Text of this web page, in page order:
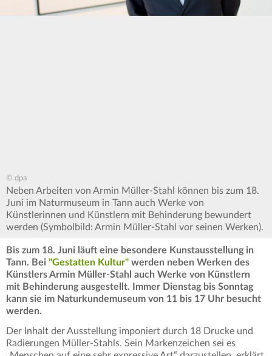
© dpa
Neben Arbeiten von Armin Müller-Stahl können bis zum 18.
Juni im Naturmuseum in Tann auch Werke von
Künstlerinnen und Künstlern mit Behinderung bewundert
werden (Symbolbild: Armin Müller-Stahl vor seinen Werken).
Bis zum 18. Juni läuft eine besondere Kunstausstellung in
Tann. Bei "Gestatten Kultur" werden neben Werken des
Künstlers Armin Müller-Stahl auch Werke von Künstlern
mit Behinderung ausgestellt. Immer Dienstag bis Sonntag
kann sie im Naturkundemuseum von 11 bis 17 Uhr besucht
werden.
Der Inhalt der Ausstellung imponiert durch 18 Drucke und
Radierungen Müller-Stahls. Sein Markenzeichen sei es